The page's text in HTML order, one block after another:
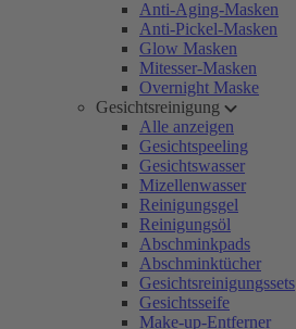
Anti-Aging-Masken
Anti-Pickel-Masken
Glow Masken
Mitesser-Masken
Overnight Maske
Gesichtsreinigung
Alle anzeigen
Gesichtspeeling
Gesichtswasser
Mizellenwasser
Reinigungsgel
Reinigungsöl
Abschminkpads
Abschminktücher
Gesichtsreinigungssets
Gesichtsseife
Make-up-Entferner